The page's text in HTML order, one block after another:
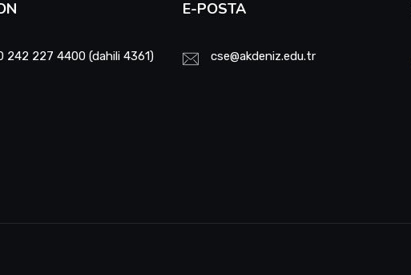
242 227 4400 (dahili 4361)
E-POSTA
cse@akdeniz.edu.tr